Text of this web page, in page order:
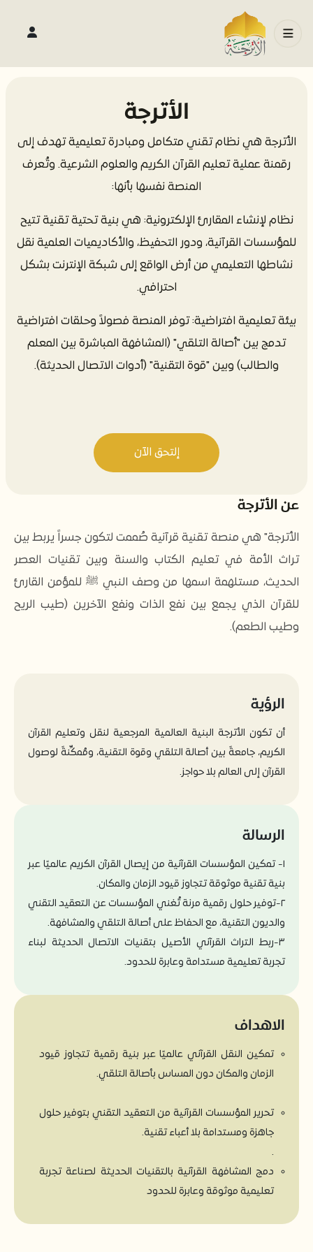
الأترجة
الأترجة هي نظام تقني متكامل ومبادرة تعليمية تهدف إلى
رقمنة عملية تعليم القرآن الكريم والعلوم الشرعية. وتُعرف
المنصة نفسها بأنها:
​نظام لإنشاء المقارئ الإلكترونية: هي بنية تحتية تقنية تتيح
للمؤسسات القرآنية، ودور التحفيظ، والأكاديميات العلمية نقل
نشاطها التعليمي من أرض الواقع إلى شبكة الإنترنت بشكل
احترافي.
​بيئة تعليمية افتراضية: توفر المنصة فصولاً وحلقات افتراضية
تدمج بين "أصالة التلقي" (المشافهة المباشرة بين المعلم
والطالب) وبين "قوة التقنية" (أدوات الاتصال الحديثة).
إلتحق الآن
عن الأترجة
الأترجة" هي منصة تقنية قرآنية صُممت لتكون جسراً يربط بين
تراث الأمة في تعليم الكتاب والسنة وبين تقنيات العصر
الحديث، مستلهمة اسمها من وصف النبي ﷺ للمؤمن القارئ
للقرآن الذي يجمع بين نفع الذات ونفع الآخرين (طيب الريح
وطيب الطعم).
الرؤية
أن تكون الأترجة البنية العالمية المرجعية لنقل وتعليم القرآن
الكريم، جامعةً بين أصالة التلقي وقوة التقنية، ومُمكِّنةً لوصول
القرآن إلى العالم بلا حواجز.
الرسالة
١- تمكين المؤسسات القرآنية من إيصال القرآن الكريم عالميًا عبر
بنية تقنية موثوقة تتجاوز قيود الزمان والمكان.
٢-توفير حلول رقمية مرنة تُغني المؤسسات عن التعقيد التقني
والديون التقنية، مع الحفاظ على أصالة التلقي والمشافهة.
٣-ربط التراث القرآني الأصيل بتقنيات الاتصال الحديثة لبناء
تجربة تعليمية مستدامة وعابرة للحدود.
الاهداف
تمكين النقل القرآني عالميًا عبر بنية رقمية تتجاوز قيود
الزمان والمكان دون المساس بأصالة التلقي.
تحرير المؤسسات القرآنية من التعقيد التقني بتوفير حلول
جاهزة ومستدامة بلا أعباء تقنية.
.
دمج المشافهة القرآنية بالتقنيات الحديثة لصناعة تجربة
تعليمية موثوقة وعابرة للحدود